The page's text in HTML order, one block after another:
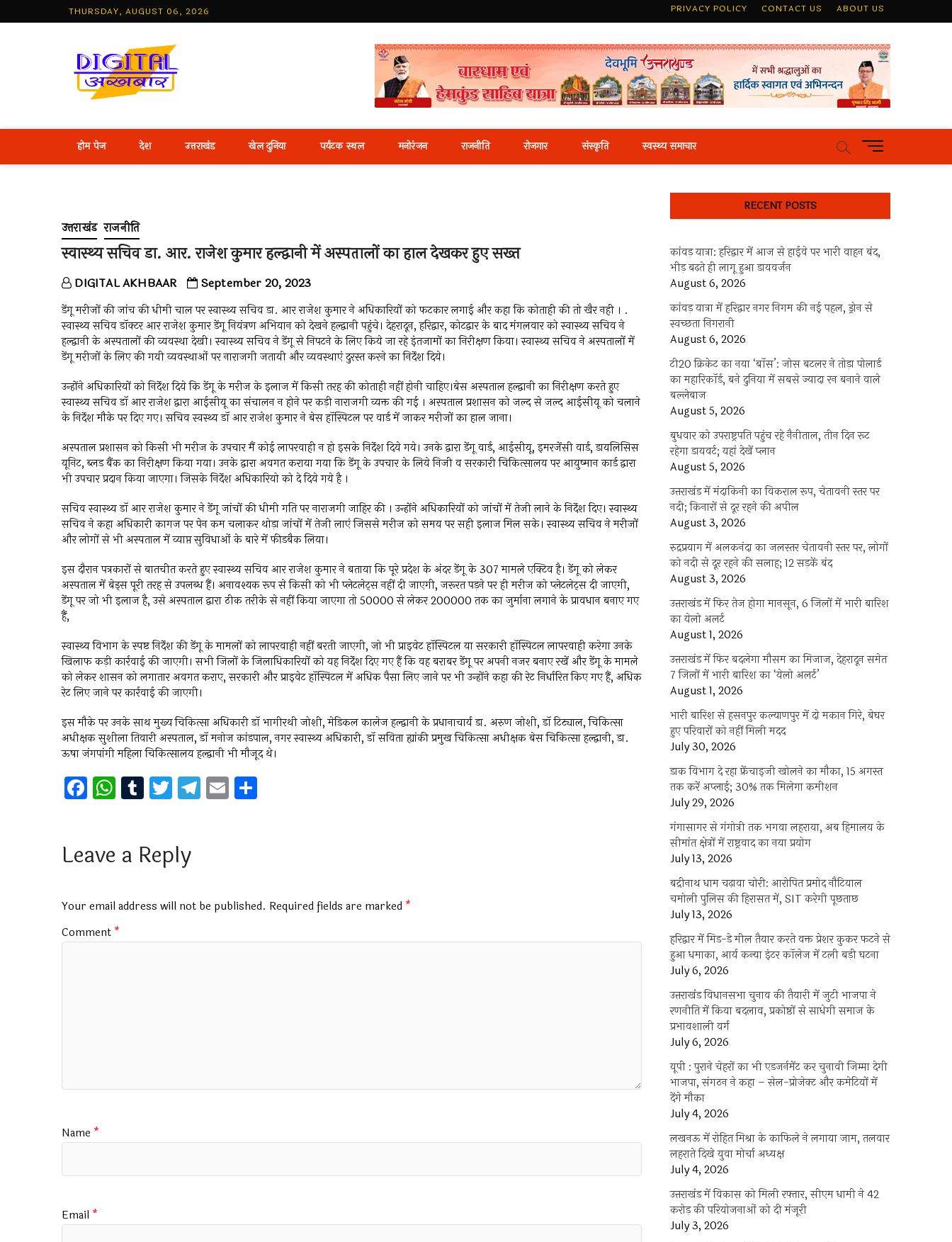
to
THURSDAY, AUGUST 06, 2026 PRIVACY POLICY CONTACT US ABOUT US
Best Hindi News Portal
होम पेज देश उत्तराखंड खेल दुनिया पर्यटक स्थल मनोरंजन राजनीति रोजगार संस्कृति स्वस्थ्य समाचार
M
e
u
u
t
उत्तराखंड राजनीति
स्वास्थ्य सचिव डा. आर. राजेश कुमार हल्द्वानी में अस्पतालों का हाल देखकर हुए सख्त
DIGITAL AKHBAAR September 20, 2023
डेंगू मरीजों की जांच की धीमी चाल पर स्वास्थ्य सचिव डा. आर राजेश कुमार ने अधिकारियों को फटकार लगाई और कहा कि कोताही की तो खैर नही । .
स्वास्थ्य सचिव डॉक्टर आर राजेश कुमार डेंगू नियंत्रण अभियान को देखने हल्द्वानी पहुंचे। देहरादून, हरिद्वार, कोटद्वार के बाद मंगलवार को स्वास्थ्य सचिव ने
हल्द्वानी के अस्पतालों की व्यवस्था देखी। स्वास्थ्य सचिव ने डेंगू से निपटने के लिए किये जा रहे इंतजामों का निरीक्षण किया। स्वास्थ्य सचिव ने अस्पतालों में
डेंगू मरीजों के लिए की गयी व्यवस्थाओं पर नाराजगी जतायी और व्यवस्थाएं दुरस्त करने का निर्देश दिये।
उन्होंने अधिकारियों को निर्देश दिये कि डेंगू के मरीज के इलाज में किसी तरह की कोताही नहीं होनी चाहिए।बेस अस्पताल हल्द्वानी का निरीक्षण करते हुए
स्वास्थ्य सचिव डॉ आर राजेश द्वारा आईसीयू का संचालन न होने पर कड़ी नाराजगी व्यक्त की गई । अस्पताल प्रशासन को जल्द से जल्द आईसीयू को चलाने
के निर्देश मौके पर दिए गए। सचिव स्वस्थ्य डॉ आर राजेश कुमार ने बेस हॉस्पिटल पर वार्ड में जाकर मरीजों का हाल जाना।
अस्पताल प्रशासन को किसी भी मरीज के उपचार मैं कोई लापरवाही न हो इसके निर्देश दिये गये। उनके द्वारा डेंगू वार्ड, आईसीयू, इमरजेंसी वार्ड, डायलिसिस
यूनिट, ब्लड बैंक का निरीक्षण किया गया। उनके द्वारा अवगत कराया गया कि डेंगू के उपचार के लिये निजी व सरकारी चिकित्सालय पर आयुष्मान कार्ड द्वारा
भी उपचार प्रदान किया जाएगा। जिसके निर्देश अधिकारियो को दे दिये गये है ।
सचिव स्वास्थ्य डॉ आर राजेश कुमार ने डेंगू जांचों की धीमी गति पर नाराजगी जाहिर की । उन्होंने अधिकारियों को जांचों में तेजी लाने के निर्देश दिए। स्वास्थ्य
सचिव ने कहा अधिकारी कागज पर पेन कम चलाकर थोड़ा जांचों में तेजी लाएं जिससे मरीज को समय पर सही इलाज मिल सके। स्वास्थ्य सचिव ने मरीजों
और लोगों से भी अस्पताल में व्याप्त सुविधाओं के बारे में फीडबैक लिया।
इस दौरान पत्रकारों से बातचीत करते हुए स्वास्थ्य सचिव आर राजेश कुमार ने बताया कि पूरे प्रदेश के अंदर डेंगू के 307 मामले एक्टिव है। डेंगू को लेकर
अस्पताल में बेड्स पूरी तरह से उपलब्ध हैं। अनावश्यक रूप से किसी को भी प्लेटलेट्स नहीं दी जाएगी, जरूरत पड़ने पर ही मरीज को प्लेटलेट्स दी जाएगी,
डेंगू पर जो भी इलाज है, उसे अस्पताल द्वारा ठीक तरीके से नहीं किया जाएगा तो ₹50000 से लेकर ₹200000 तक का जुर्माना लगाने के प्रावधान बनाए गए
हैं,
स्वास्थ्य विभाग के स्पष्ट निर्देश की डेंगू के मामलों को लापरवाही नहीं बरती जाएगी, जो भी प्राइवेट हॉस्पिटल या सरकारी हॉस्पिटल लापरवाही करेगा उनके
खिलाफ कड़ी कार्रवाई की जाएगी। सभी जिलों के जिलाधिकारियों को यह निर्देश दिए गए हैं कि वह बराबर डेंगू पर अपनी नजर बनाए रखें और डेंगू के मामले
को लेकर शासन को लगातार अवगत कराए, सरकारी और प्राइवेट हॉस्पिटल में अधिक पैसा लिए जाने पर भी उन्होंने कहा की रेट निर्धारित किए गए हैं, अधिक
रेट लिए जाने पर कार्रवाई की जाएगी।
इस मौके पर उनके साथ मुख्य चिकित्सा अधिकारी डॉ भागीरथी जोशी, मेडिकल कालेज हल्द्वानी के प्रधानाचार्य डा. अरुण जोशी, डॉ टिट्याल, चिकित्सा
अधीक्षक सुशीला तिवारी अस्पताल, डॉ मनोज कांडपाल, नगर स्वास्थ्य अधिकारी, डॉ सविता ह्यांकी प्रमुख चिकित्सा अधीक्षक बेस चिकित्सा हल्द्वानी, डा.
ऊषा जंगपांगी महिला चिकित्सालय हल्द्वानी भी मौजूद थे।
F
a
b
o
k
W
h
s
p
p
T
u
bl
T
wi
er
T
el
m
E
m
Leave a Reply
Your email address will not be published. Required fields are marked *
Comment *
Name *
Email *
RECENT POSTS
कांवड़ यात्रा: हरिद्वार में आज से हाईवे पर भारी वाहन बंद,
भीड़ बढ़ते ही लागू हुआ डायवर्जन
August 6, 2026
कांवड़ यात्रा में हरिद्वार नगर निगम की नई पहल, ड्रोन से
स्वच्छता निगरानी
August 6, 2026
टी20 क्रिकेट का नया ‘बॉस’: जोस बटलर ने तोड़ा पोलार्ड
का महारिकॉर्ड, बने दुनिया में सबसे ज्यादा रन बनाने वाले
बल्लेबाज
August 5, 2026
बुधवार को उपराष्ट्रपति पहुंच रहे नैनीताल, तीन दिन रूट
रहेगा डायवर्ट; यहां देखें प्‍लान
August 5, 2026
उत्तराखंड में मंदाकिनी का विकराल रूप, चेतावनी स्तर पर
नदी; किनारों से दूर रहने की अपील
August 3, 2026
रुद्रप्रयाग में अलकनंदा का जलस्तर चेतावनी स्तर पर, लोगों
को नदी से दूर रहने की सलाह; 12 सड़कें बंद
August 3, 2026
उत्तराखंड में फिर तेज होगा मानसून, 6 जिलों में भारी बारिश
का येलो अलर्ट
August 1, 2026
उत्तराखंड में फिर बदलेगा मौसम का मिजाज, देहरादून समेत
7 जिलों में भारी बारिश का ‘येलो अलर्ट’
August 1, 2026
भारी बारिश से हसनपुर कल्याणपुर में दो मकान गिरे, बेघर
हुए परिवारों को नहीं मिली मदद
July 30, 2026
डाक विभाग दे रहा फ्रेंचाइजी खोलने का मौका, 15 अगस्त
तक करें अप्लाई; 30% तक मिलेगा कमीशन
July 29, 2026
गंगासागर से गंगोत्री तक भगवा लहराया, अब हिमालय के
सीमांत क्षेत्रों में राष्ट्रवाद का नया प्रयोग
July 13, 2026
बद्रीनाथ धाम चढ़ावा चोरी: आरोपित प्रमोद नौटियाल
चमोली पुलिस की हिरासत में, SIT करेगी पूछताछ
July 13, 2026
हरिद्वार में मिड-डे मील तैयार करते वक्त प्रेशर कुकर फटने से
हुआ धमाका, आर्य कन्या इंटर कॉलेज में टली बड़ी घटना
July 6, 2026
उत्तराखंंड विधानसभा चुनाव की तैयारी में जुटी भाजपा ने
रणनीति में किया बदलाव, प्रकोष्ठों से साधेगी समाज के
प्रभावशाली वर्ग
July 6, 2026
यूपी : पुराने चेहरों का भी एडजर्नमेंट कर चुनावी जिम्मा देगी
भाजपा, संगठन ने कहा – सेल-प्रोजेक्ट और कमेटियों में
देंगे मौका
July 4, 2026
लखनऊ में रोहित मिश्रा के काफिले ने लगाया जाम, तलवार
लहराते दिखे युवा मोर्चा अध्यक्ष
July 4, 2026
उत्तराखंड में विकास को मिली रफ्तार, सीएम धामी ने 42
करोड़ की परियोजनाओं को दी मंजूरी
July 3, 2026